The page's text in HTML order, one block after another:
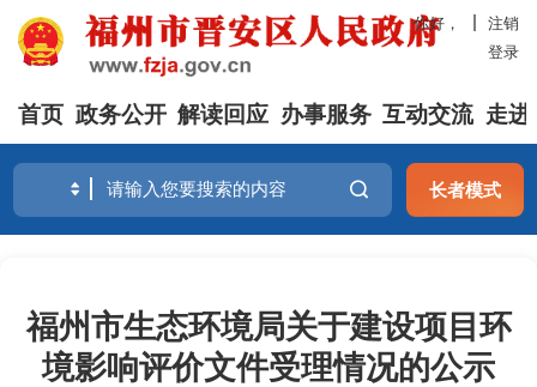
你好，
注销
登录
首页 政务公开 解读回应 办事服务 互动交流 走进
长者模式
福州市生态环境局关于建设项目环
境影响评价文件受理情况的公示